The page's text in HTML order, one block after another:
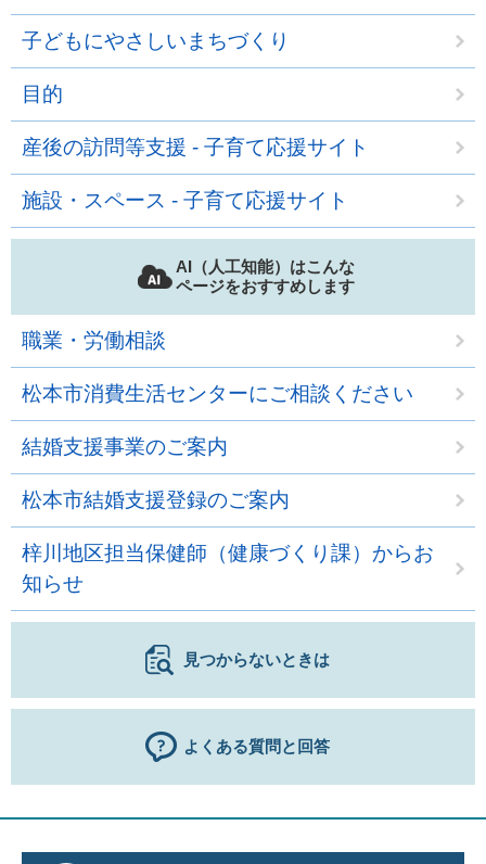
子どもにやさしいまちづくり
目的
産後の訪問等支援 - 子育て応援サイト
施設・スペース - 子育て応援サイト
AI（人工知能）はこんな
ページをおすすめします
職業・労働相談
松本市消費生活センターにご相談ください
結婚支援事業のご案内
松本市結婚支援登録のご案内
梓川地区担当保健師（健康づくり課）からお
知らせ
見つからないときは
よくある質問と回答